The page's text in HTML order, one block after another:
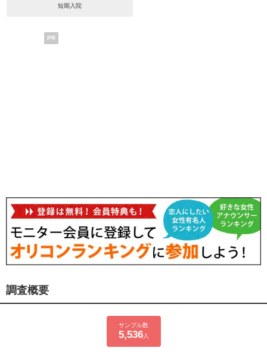
短期入院
PR
調査概要
サンプル数
5,536人